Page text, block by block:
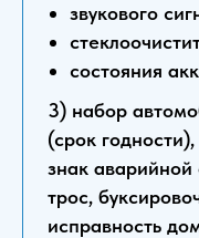
звукового
состояния
3) набор
(срок
знак аварийной
трос,
исправность